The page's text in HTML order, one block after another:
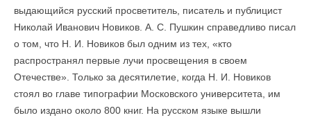
выдающийся русский просветитель, писатель и публицист
Николай Иванович Новиков. А. С. Пушкин справедливо писал
о том, что Н. И. Новиков был одним из тех, «кто
распространял первые лучи просвещения в своем
Отечестве». Только за десятилетие, когда Н. И. Новиков
стоял во главе типографии Московского университета, им
было издано около 800 книг. На русском языке вышли